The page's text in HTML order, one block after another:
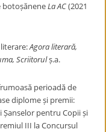
botoșăneneLa AC(2021
literare:Agora literară,
Scriitorulș.a.
perioadă de
diplome și premii:
Șanselor pentru Copii și
III la Concursul